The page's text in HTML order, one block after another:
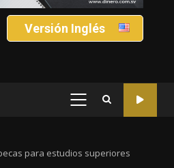
Versión Inglés
PRIMARY
para estudios superiores